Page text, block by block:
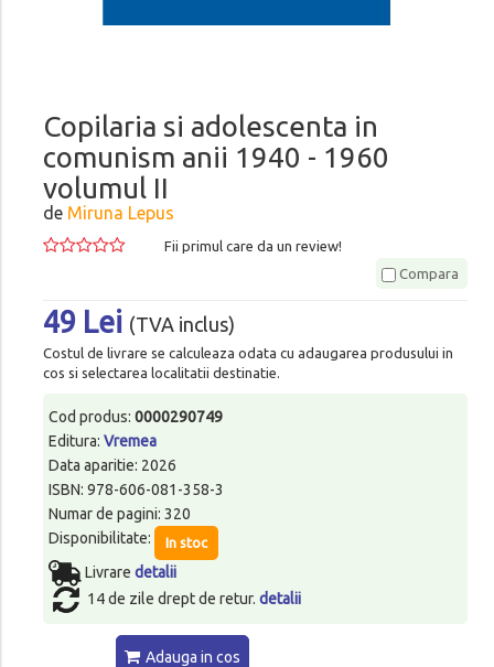
Copilaria si adolescenta in
comunism anii 1940 - 1960
volumul II
de Miruna Lepus
Fii primul care da un review!
Compara
49 Lei (TVA inclus)
Costul de livrare se calculeaza odata cu adaugarea produsului in
cos si selectarea localitatii destinatie.
Cod produs: 0000290749
Editura: Vremea
Data aparitie: 2026
ISBN: 978-606-081-358-3
Numar de pagini: 320
Disponibilitate:
In stoc
Livrare detalii
14 de zile drept de retur. detalii
Adauga in cos